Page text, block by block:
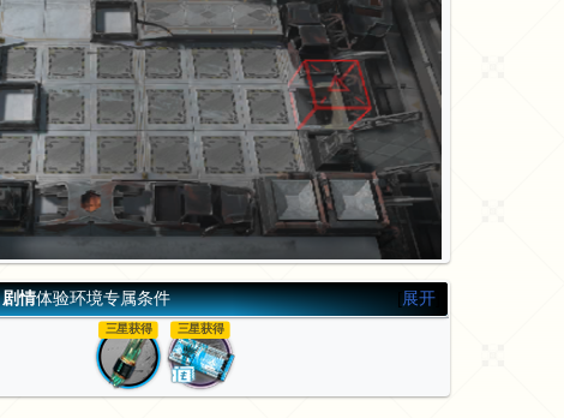
展开
剧情体验环境专属条件
三星获得 三星获得